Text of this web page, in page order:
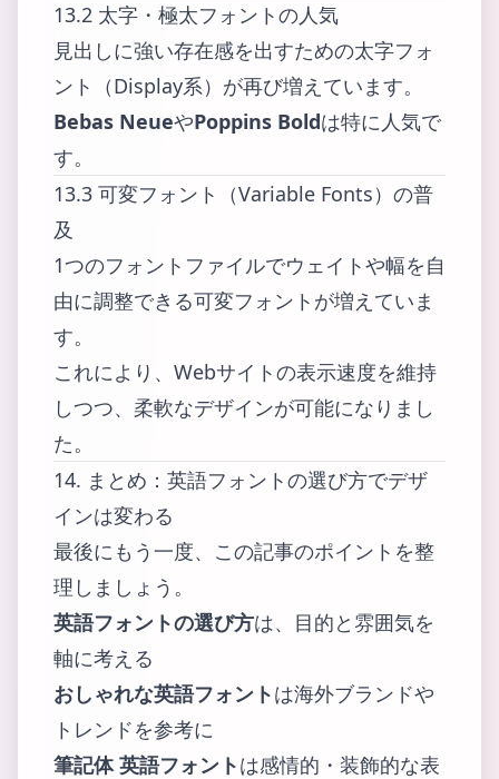
13.2 太字・極太フォントの人気
見出しに強い存在感を出すための太字フォ
ント（Display系）が再び増えています。
Bebas NeueやPoppins Boldは特に人気で
す。
13.3 可変フォント（Variable Fonts）の普
及
1つのフォントファイルでウェイトや幅を自
由に調整できる可変フォントが増えていま
す。
これにより、Webサイトの表示速度を維持
しつつ、柔軟なデザインが可能になりまし
た。
14. まとめ：英語フォントの選び方でデザ
インは変わる
最後にもう一度、この記事のポイントを整
理しましょう。
英語フォントの選び方は、目的と雰囲気を
軸に考える
おしゃれな英語フォントは海外ブランドや
トレンドを参考に
筆記体 英語フォントは感情的・装飾的な表